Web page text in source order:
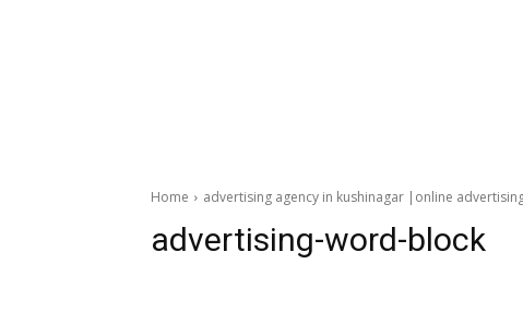
Home advertising agency in kushinagar |online
advertising-word-block